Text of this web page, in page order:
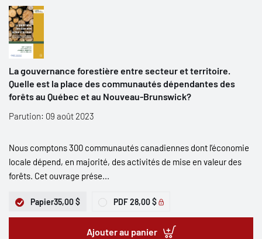
La gouvernance forestière entre secteur et territoire.
Quelle est la place des communautés dépendantes des
forêts au Québec et au Nouveau-Brunswick?
Parution: 09 août 2023
Nous comptons 300 communautés canadiennes dont l’économie
locale dépend, en majorité, des activités de mise en valeur des
forêts. Cet ouvrage prése...
Papier35,00 $ PDF28,00 $
Ajouter au panier